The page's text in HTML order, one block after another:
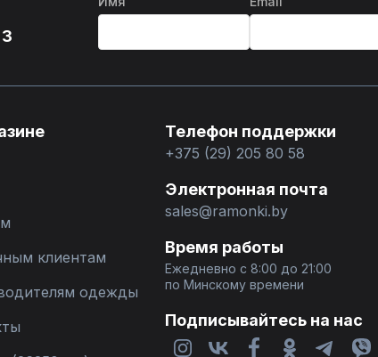
клиентам
одежды
Телефон поддержки
+375 (29) 205 80 58
Электронная почта
sales@ramonki.by
Время работы
Ежедневно с 8:00 до 21:00
по Минскому времени
Подписывайтесь на нас